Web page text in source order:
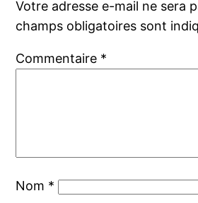
Votre adresse e-mail ne sera
champs obligatoires sont
Commentaire *
Nom *